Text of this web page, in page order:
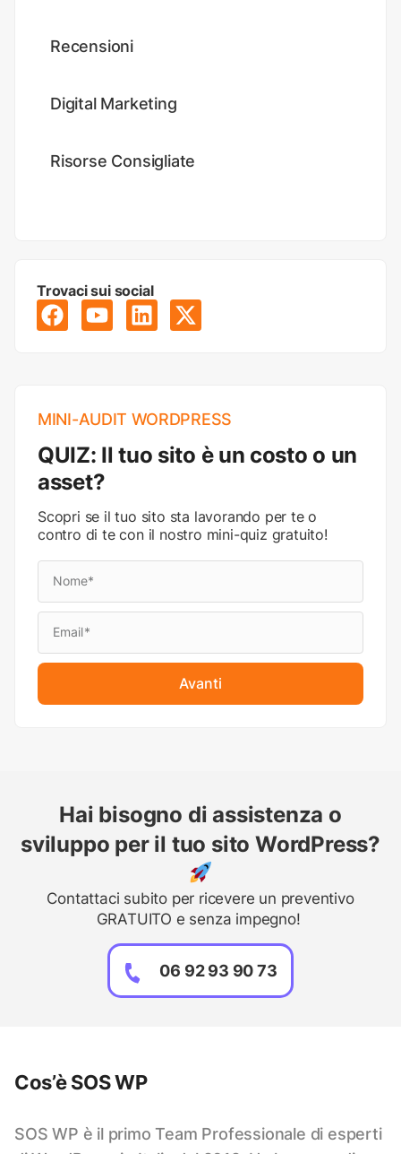
Recensioni
Digital Marketing
Risorse Consigliate
Trovaci sui social
MINI-AUDIT WORDPRESS
QUIZ: Il tuo sito è un costo o un
asset?
Scopri se il tuo sito sta lavorando per te o
contro di te con il nostro mini-quiz gratuito!
Avanti
Hai bisogno di assistenza o
sviluppo per il tuo sito WordPress?
Contattaci subito per ricevere un preventivo
GRATUITO e senza impegno!
06 92 93 90 73
Cos’è SOS WP
SOS WP è il primo Team Professionale di esperti